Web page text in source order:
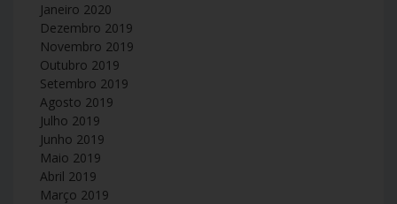
Janeiro 2020
Dezembro 2019
Novembro 2019
Outubro 2019
Setembro 2019
Agosto 2019
Julho 2019
Junho 2019
Maio 2019
Abril 2019
Março 2019